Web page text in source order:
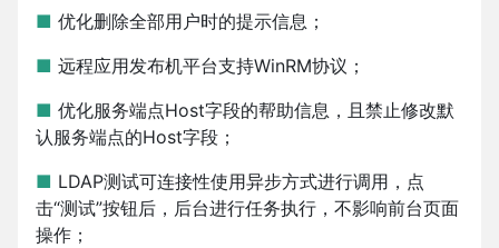
■ 优化删除全部用户时的提示信息；
■ 远程应用发布机平台支持WinRM协议；
■ 优化服务端点Host字段的帮助信息，且禁止修改默
认服务端点的Host字段；
■ LDAP测试可连接性使用异步方式进行调用，点
击“测试”按钮后，后台进行任务执行，不影响前台页面
操作；